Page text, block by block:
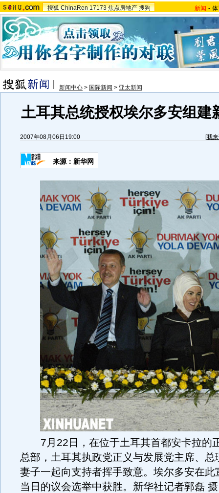
搜狐 ChinaRen 17173 焦点房地产 搜狗 新闻 -
新闻中心 > 国际新闻 > 亚太新闻
土耳其总统授权埃尔多安组建
2007年08月06日19:00 [我
来源：新华网
7月22日，在位于土耳其首都安卡拉的
总部，土耳其执政党正义与发展党主席、总
妻子一起向支持者挥手致意。埃尔多安在此
当日的议会选举中获胜。新华社记者郭磊 摄